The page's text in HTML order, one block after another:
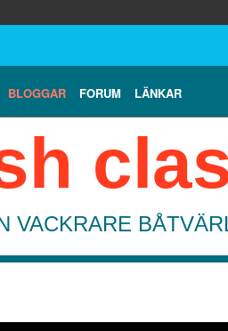
BLOGGAR FORUM LÄNKAR
VACKRARE